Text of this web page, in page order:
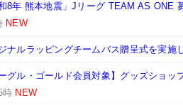
和8年 熊本地震」Jリーグ TEAM AS ONE
NEW
ナルラッピングチームバス贈呈式を実施
ーグル・ゴールド会員対象】グッズショ
時 NEW